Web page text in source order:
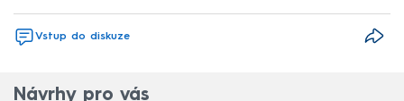
Vstup do diskuze
Návrhy pro vás